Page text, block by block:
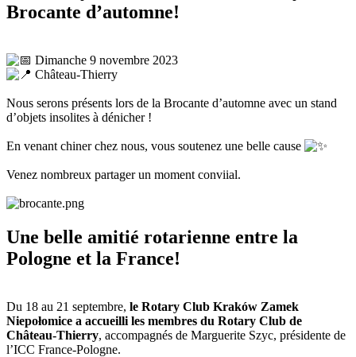
Brocante d’automne!
Dimanche 9 novembre 2023
Château-Thierry
Nous serons présents lors de la Brocante d’automne avec un stand
d’objets insolites à dénicher !
En venant chiner chez nous, vous soutenez une belle cause
Venez nombreux partager un moment conviial.
Une belle amitié rotarienne entre la
Pologne et la France!
Du 18 au 21 septembre, le Rotary Club Kraków Zamek
Niepołomice a accueilli les membres du Rotary Club de
Château-Thierry, accompagnés de Marguerite Szyc, présidente de
l’ICC France-Pologne.